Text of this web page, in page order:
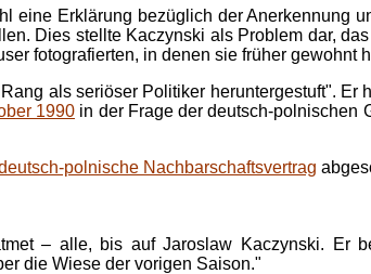
eine Erklärung bezüglich der Anerkennung
Dies stellte Kaczynski als Problem dar,
fotografierten, in denen sie früher gewohnt
als seriöser Politiker heruntergestuft". Er
1990 in der Frage der deutsch-polnischen
polnische Nachbarschaftsvertrag
– alle, bis auf Jaroslaw Kaczynski. Er
die Wiese der vorigen Saison."